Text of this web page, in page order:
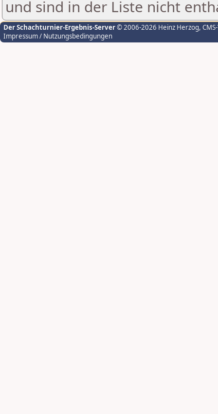
und sind in der Liste nicht
Der Schachturnier-Ergebnis-Server© 2006-2026 Heinz Herzog,
Impressum / Nutzungsbedingungen